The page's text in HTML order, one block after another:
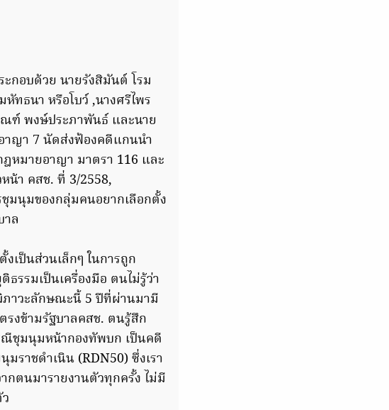
กอบด้วย นายรังสิมันต์ โรม
ธนา หรือโบว์ ,นางศรีไพร
ฑ์ พงษ์ประภาพันธ์ และนาย
าญา 7 นัดส่งฟ้องคดีแกนนำ
หมายอาญา มาตรา 116 และ
น้า คสช. ที่ 3/2558,
มนุมของกลุ่มคนอยากเลือกตั้ง
ล
ป็นส่วนเล็กๆ ในการถูก
รรมเป็นเครื่องมือ ตนไม่รู้ว่า
ภาวะลักษณะนี้ 5 ปีที่ผ่านมามี
รงข้ามรัฐบาลคสช. ตนรู้สึก
ณีชุมนุมหน้ากองทัพบก เป็นคดี
าชดำเนิน (RDN50) ซึ่งเรา
กตนมารายงานตัวทุกครั้ง ไม่มี